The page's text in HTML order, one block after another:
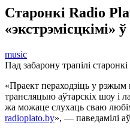
Старонкі Radio
«экстрэмісцкімі»
music
Пад забарону трапілі старонкі
«Праект пераходзіць у
трансляцыю аўтарскіх шоу і
жа можаце слухаць сваю
radioplato.by», — паведамілі